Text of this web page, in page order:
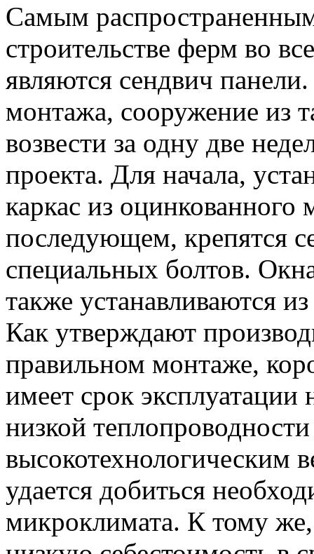
Самым
строительстве ферм во
являются сендвич
монтажа, сооружение из
возвести за одну две
проекта. Для начала,
каркас из оцинкованного
последующем, крепятся
специальных болтов.
также устанавливаются
Как утверждают
правильном монтаже,
имеет срок эксплуатации
низкой
высокотехнологическим
удается добиться
микроклимата. К тому